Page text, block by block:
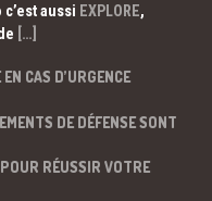
aussi EXPLORE,
[…]
CAS D’URGENCE
DE DÉFENSE SONT
RÉUSSIR VOTRE